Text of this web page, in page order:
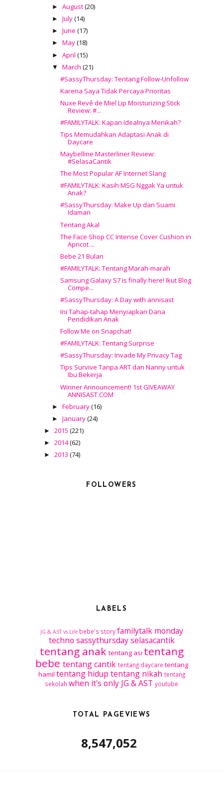
► August(20)
► July(14)
► June (17)
► May(18)
► April (15)
▼ March (21)
#SassyThursday: Tentang Follow-Unfollow
Karena Saya Tidak Percaya Prioritas
Nuxe Revê de Miel Lip Moisturizing Stick
Review: #...
#FAMILYTALK: Kapan Idealnya Menikah?
Tips Memudahkan Adaptasi Anak di
Daycare
Maybelline Masterliner Review:
#SelasaCantik
The Most Popular AF Internet Slang
#FAMILYTALK: Kasih MSG Nggak Ya untuk
Anak?
#SassyThursday: Make Up dan Suami
Idaman
Tentang Akal
The Face Shop CC Intense Cover Cushion in
Apricot ...
Bebe 21 Bulan
#FAMILYTALK: Tentang Marah-marah
Samsung Galaxy S7 is finally here! Ikut Blog
Compe...
#SassyThursday: A Day with annisast
Ini Tahap-tahap Menyiapkan Dana
Pendidikan Anak
Follow Me on Snapchat!
#FAMILYTALK: Tentang Surprise
#SassyThursday: Invade My Privacy Tag
Tips Survive Tanpa ART dan Nanny untuk
Ibu Bekerja
Winner Announcement! 1st GIVEAWAY
ANNISAST.COM
► February(16)
► January(24)
►2015(221)
►2014(62)
►2013(74)
FOLLOWERS
LABELS
JG & AST vs Life bebe's story familytalk monday
techno sassythursday selasacantik
tentang anak tentang asi tentang
bebe tentang cantik tentang daycare tentang
hamil tentang hidup tentang nikah tentang
sekolah when it's only JG & AST youtube
TOTAL PAGEVIEWS
8,547,052